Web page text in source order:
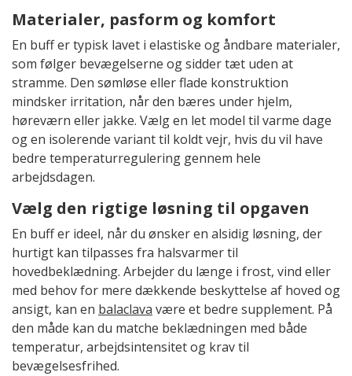
Materialer, pasform og komfort
En buff er typisk lavet i elastiske og åndbare materialer,
som følger bevægelserne og sidder tæt uden at
stramme. Den sømløse eller flade konstruktion
mindsker irritation, når den bæres under hjelm,
høreværn eller jakke. Vælg en let model til varme dage
og en isolerende variant til koldt vejr, hvis du vil have
bedre temperaturregulering gennem hele
arbejdsdagen.
Vælg den rigtige løsning til opgaven
En buff er ideel, når du ønsker en alsidig løsning, der
hurtigt kan tilpasses fra halsvarmer til
hovedbeklædning. Arbejder du længe i frost, vind eller
med behov for mere dækkende beskyttelse af hoved og
ansigt, kan en balaclava være et bedre supplement. På
den måde kan du matche beklædningen med både
temperatur, arbejdsintensitet og krav til
bevægelsesfrihed.